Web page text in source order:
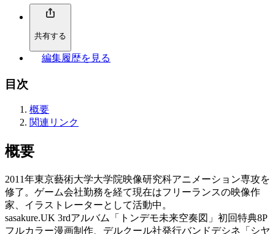
共有する
編集履歴を見る
目次
概要
関連リンク
概要
2011年東京藝術大学大学院映像研究科アニメーション専攻を
修了。ゲーム会社勤務を経て現在はフリーランスの映像作
家、イラストレーターとして活動中。
sasakure.UK 3rdアルバム「トンデモ未来空奏図」初回特典8P
フルカラー漫画制作、デルクール社発行バンドデシネ「シヤ